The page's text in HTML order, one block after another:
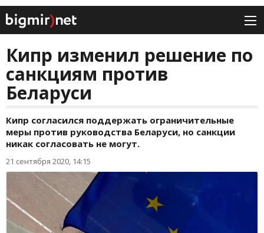
Кипр изменил решение по
санкциям против
Беларуси
Кипр согласился поддержать ограничительные
меры против руководства Беларуси, но санкции
никак согласовать не могут.
21 сентября 2020, 14:15